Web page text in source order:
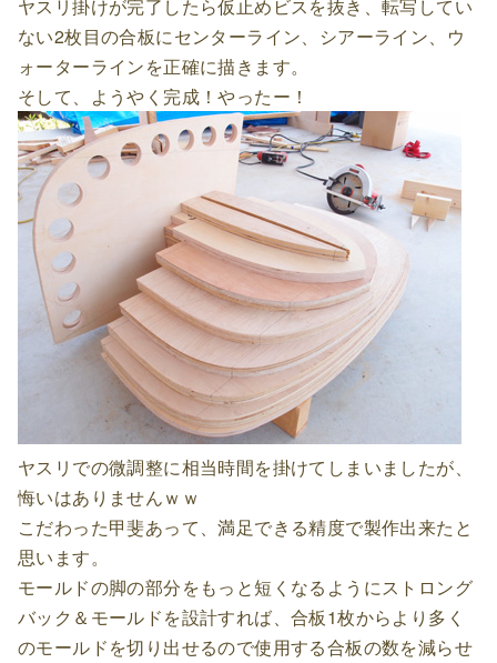
ヤスリ掛けが完了したら仮止めビスを抜き、転写してい
ない2枚目の合板にセンターライン、シアーライン、ウ
ォーターラインを正確に描きます。
そして、ようやく完成！やったー！
ヤスリでの微調整に相当時間を掛けてしまいましたが、
悔いはありませんｗｗ
こだわった甲斐あって、満足できる精度で製作出来たと
思います。
モールドの脚の部分をもっと短くなるようにストロング
バック＆モールドを設計すれば、合板1枚からより多く
のモールドを切り出せるので使用する合板の数を減らせ